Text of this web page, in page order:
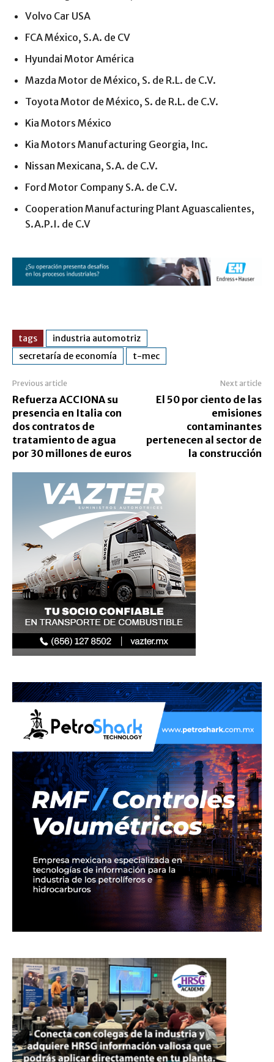
Volvo Car USA
FCA México, S.A. de CV
Hyundai Motor América
Mazda Motor de México, S. de R.L. de C.V.
Toyota Motor de México, S. de R.L. de C.V.
Kia Motors México
Kia Motors Manufacturing Georgia, Inc.
Nissan Mexicana, S.A. de C.V.
Ford Motor Company S.A. de C.V.
Cooperation Manufacturing Plant Aguascalientes,
S.A.P.I. de C.V
tags
industria automotriz
secretaría de economía
t-mec
Previous article
Refuerza ACCIONA su
presencia en Italia con
dos contratos de
tratamiento de agua
por 30 millones de euros
Next article
El 50 por ciento de las
emisiones
contaminantes
pertenecen al sector de
la construcción